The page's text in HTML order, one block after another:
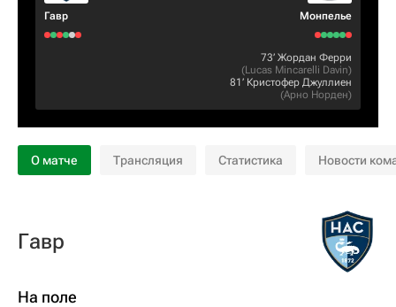
Гавр Монпелье
73‎’‎ Жордан Ферри
(Lucas Mincarelli Davin)
81‎’‎ Кристофер Джуллиен
(Арно Норден)
О матче Трансляция Статистика Новости
Гавр
На поле